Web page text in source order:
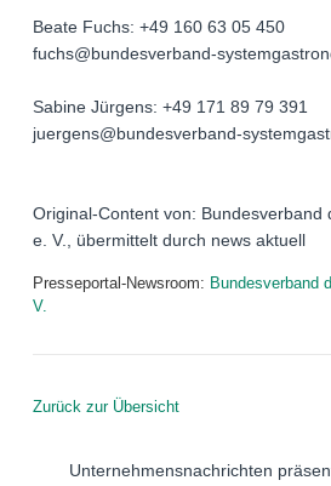
Beate Fuchs: +49 160 63 05 450
fuchs@bundesverband-
Sabine Jürgens: +49 171 89 79 391
juergens@bundesverband-
Original-Content von: Bundesverband
e. V., übermittelt durch news aktuell
Presseportal-Newsroom: Bundesverband
V.
Zurück zur Übersicht
Unternehmensnachrichten